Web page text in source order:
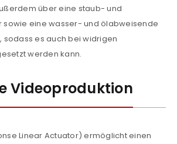
geschützt durchWP Captcha
Angemeldet bleiben
über eine staub- und
sowie eine wasser- und ölabweisende
sodass es auch bei widrigen
werden kann.
Videoproduktion
Linear Actuator) ermöglicht einen